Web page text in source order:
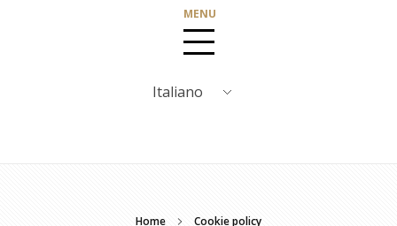
Home Cookie policy